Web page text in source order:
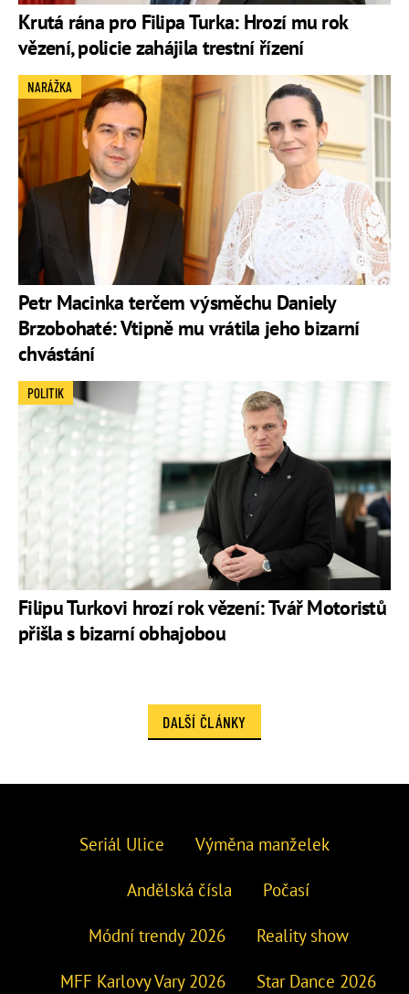
Krutá rána pro Filipa Turka: Hrozí mu rok
vězení, policie zahájila trestní řízení
Petr Macinka terčem výsměchu Daniely
Brzobohaté: Vtipně mu vrátila jeho bizarní
chvástání
NARÁŽKA
Filipu Turkovi hrozí rok vězení: Tvář Motoristů
přišla s bizarní obhajobou
POLITIK
DALŠÍ ČLÁNKY
Seriál Ulice Výměna manželek
Andělská čísla Počasí
Módní trendy 2026 Reality show
MFF Karlovy Vary 2026 Star Dance 2026